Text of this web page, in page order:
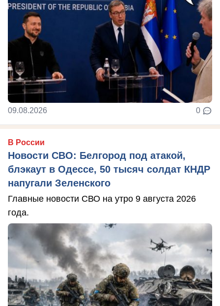
09.08.2026 0
В России
Новости СВО: Белгород под атакой,
блэкаут в Одессе, 50 тысяч солдат КНДР
напугали Зеленского
Главные новости СВО на утро 9 августа 2026
года.